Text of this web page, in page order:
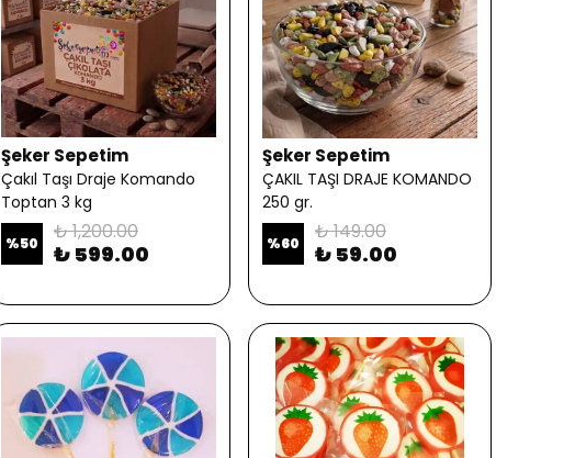
Şeker Sepetim
Çakıl Taşı Draje Komando
Toptan 3 kg
%50 ₺ 1,200.00
₺ 599.00
Şeker Sepetim
ÇAKIL TAŞI DRAJE KOMANDO
250 gr.
%60 ₺ 149.00
₺ 59.00